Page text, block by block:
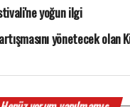
yoğun ilgi
yönetecek olan